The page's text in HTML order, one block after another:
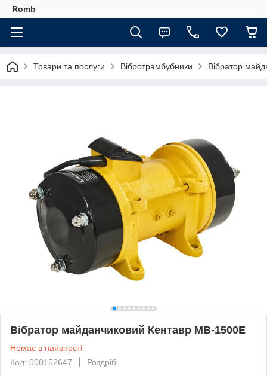
Romb
Товари та послуги Вібротрамбубники Вібратор
Вібратор майданчиковий Кентавр МВ-1500Е
Немає в наявності
Код: 000152647
Роздріб